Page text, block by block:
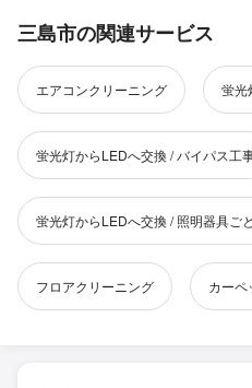
三島市の関連サービス
エアコンクリーニング 蛍光
蛍光灯からLEDへ交換 / バイパス工
蛍光灯からLEDへ交換 / 照明器具ご
フロアクリーニング カーペ